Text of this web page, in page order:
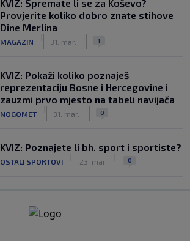
KVIZ: Spremate li se za Koševo?
Provjerite koliko dobro znate stihove
Dine Merlina
MAGAZIN 31. mar. 1
KVIZ: Pokaži koliko poznaješ
reprezentaciju Bosne i Hercegovine i
zauzmi prvo mjesto na tabeli navijača
NOGOMET 31. mar. 0
KVIZ: Poznajete li bh. sport i sportiste?
OSTALI SPORTOVI 23. mar. 0